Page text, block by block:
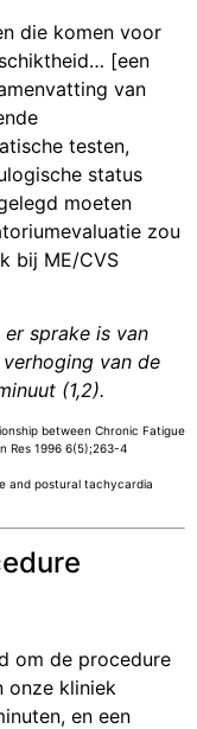
die komen voor
[een
van
testen,
status
moeten
zou
bij ME/CVS
sprake is van
van de
(1,2).
between Chronic Fatigue
Res 1996 6(5);263-4
and postural tachycardia
om de procedure
onze kliniek
en een